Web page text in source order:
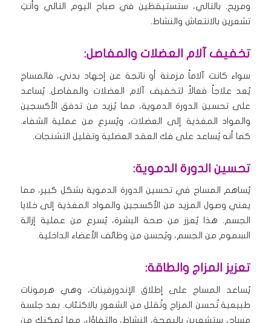
ومريح. بالتالي، ستستيقظين في صباح اليوم التالي وأنتِ
تشعرين بالانتعاش والنشاط.
تخفيف آلام العضلات والمفاصل:
سواء كانت آلاماً مزمنة أو ناتجة عن إجهاد بدني، فالمساج
يُعد علاجاً فعالاً لتخفيف آلام العضلات والمفاصل. يُساعد
على تحسين الدورة الدموية، مما يُزيد من تدفق الأكسجين
والمواد المغذية إلى العضلات، ويُسرع من عملية الشفاء.
كما أنه يُساعد على فك العقد العضلية وتقليل التشنجات.
تحسين الدورة الدموية:
يُساهم المساج في تحسين الدورة الدموية بشكل كبير، مما
يعني وصول المزيد من الأكسجين والمواد المغذية إلى خلايا
الجسم. هذا يُعزز من صحة البشرة، يُسرع من عملية إزالة
السموم من الجسم، ويُحسن من وظائف الأعضاء الداخلية.
تعزيز المزاج والطاقة:
يُساعد المساج على إطلاق الإندورفينات، وهي هرمونات
طبيعية تُحسن المزاج وتُقلل من الشعور بالاكتئاب. بعد جلسة
مساج، ستشعرين بالبهجة، النشاط، والتفاؤل، مما يُمكنكِ من